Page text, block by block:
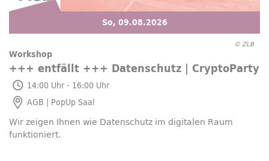
© ZLB
So, 09.08.2026
Workshop
+++ entfällt +++ Datenschutz | CryptoParty
So, 09.08.2026
14:00 Uhr - 16:00 Uhr
AGB | PopUp Saal
Wir zeigen Ihnen wie Datenschutz im digitalen Raum
funktioniert.